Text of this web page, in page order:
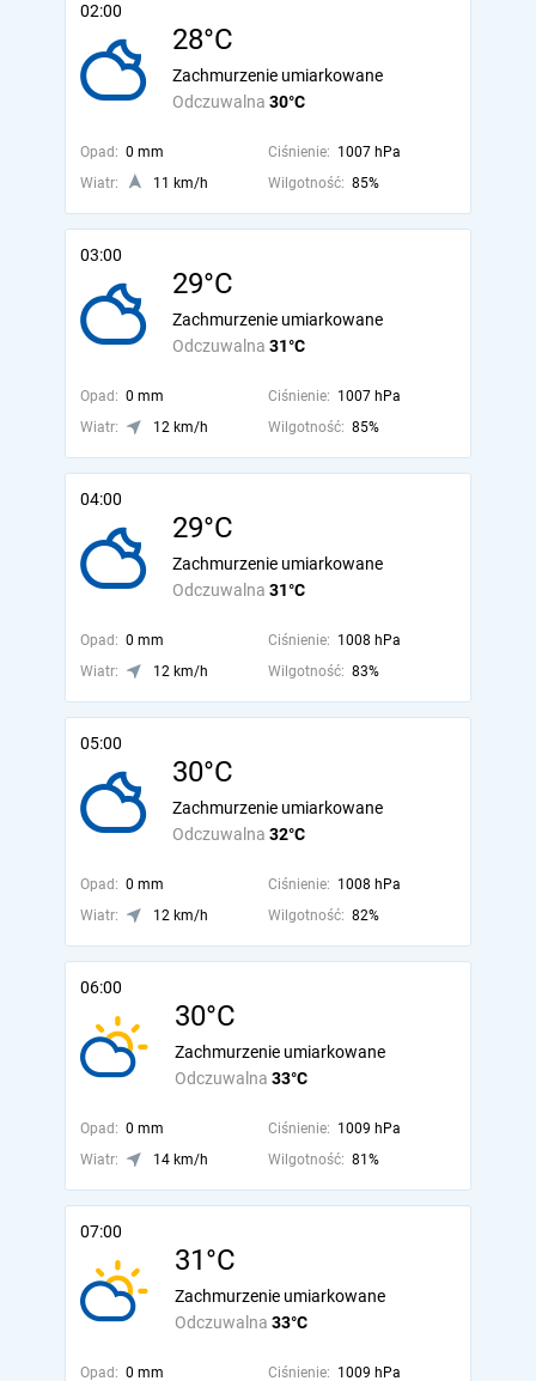
02:00
28°C
Odczuwalna 30°C
Zachmurzenie umiarkowane
Opad: 0 mm Ciśnienie: 1007 hPa
Wiatr:
11 km/h Wilgotność: 85%
03:00
29°C
Odczuwalna 31°C
Zachmurzenie umiarkowane
Opad: 0 mm Ciśnienie: 1007 hPa
Wiatr:
12 km/h Wilgotność: 85%
04:00
29°C
Odczuwalna 31°C
Zachmurzenie umiarkowane
Opad: 0 mm Ciśnienie: 1008 hPa
Wiatr:
12 km/h Wilgotność: 83%
05:00
30°C
Odczuwalna 32°C
Zachmurzenie umiarkowane
Opad: 0 mm Ciśnienie: 1008 hPa
Wiatr:
12 km/h Wilgotność: 82%
06:00
30°C
Odczuwalna 33°C
Zachmurzenie umiarkowane
Opad: 0 mm Ciśnienie: 1009 hPa
Wiatr:
14 km/h Wilgotność: 81%
07:00
31°C
Odczuwalna 33°C
Zachmurzenie umiarkowane
Opad: 0 mm Ciśnienie: 1009 hPa